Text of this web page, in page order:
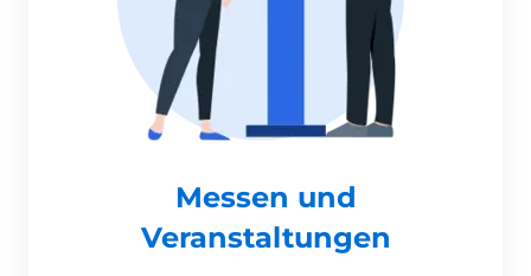
Messen und
Veranstaltungen